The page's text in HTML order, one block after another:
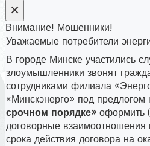
×
Внимание! Мошенники!
Уважаемые потребители
В городе Минске участились
злоумышленники звонят
сотрудниками филиала
«Минскэнерго» под предлогом
срочном порядке» оформить
договорные взаимоотношения
срока действия договора на